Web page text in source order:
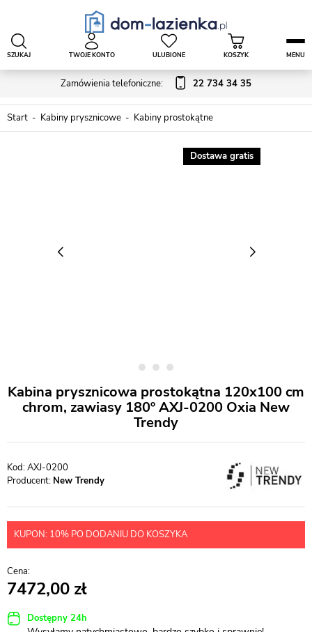
Zamówienia telefoniczne: 22 734 34 35
SZUKAJ TWOJE KONTO ULUBIONE KOSZYK MENU
Start Kabiny prysznicowe Kabiny prostokątne
Dostawa gratis
Kabina prysznicowa prostokątna 120x100 cm
chrom, zawiasy 180º AXJ-0200 Oxia New
Trendy
AXJ-0200
Producent: New Trendy
KUPON: 10% PO DODANIU DO KOSZYKA
7472,00
Dostępny 24h